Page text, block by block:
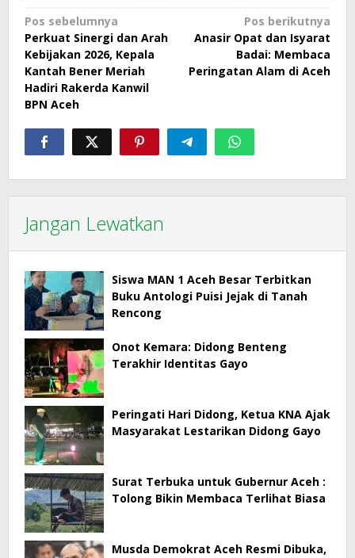
Navigasi
pos
Pos sebelumnya
Perkuat Sinergi dan Arah
Kebijakan 2026, Kepala
Kantah Bener Meriah
Hadiri Rakerda Kanwil
BPN Aceh
Pos berikutnya
Anasir Opat dan Isyarat
Badai: Membaca
Peringatan Alam di Aceh
Jangan Lewatkan
Siswa MAN 1 Aceh Besar Terbitkan
Buku Antologi Puisi Jejak di Tanah
Rencong
Onot Kemara: Didong Benteng
Terakhir Identitas Gayo
Peringati Hari Didong, Ketua KNA Ajak
Masyarakat Lestarikan Didong Gayo
Surat Terbuka untuk Gubernur Aceh :
Tolong Bikin Membaca Terlihat Biasa
Musda Demokrat Aceh Resmi Dibuka,